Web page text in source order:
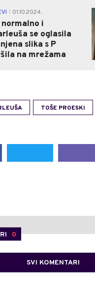
01.10.2024.
i
se oglasila
slika s P
na mrežama
TOŠE PROESKI
0
SVI KOMENTARI